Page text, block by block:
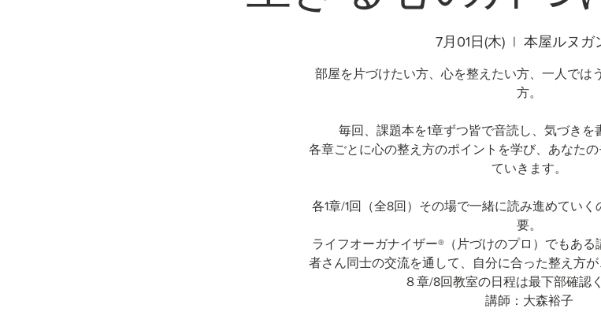
7月01日(木)
  |
本屋ルヌガ
部屋を片づけたい方、心を整えたい方、一人では
方。
毎回、課題本を1章ずつ皆で音読し、気づきを
各章ごとに心の整え方のポイントを学び、あなた
ていきます。
各1章/1回（全8回）その場で一緒に読み進めてい
要。
ライフオーガナイザー®（片づけのプロ）でもあ
者さん同士の交流を通して、自分に合った整え方が
８章/8回教室の日程は最下部確認
講師：大森裕子